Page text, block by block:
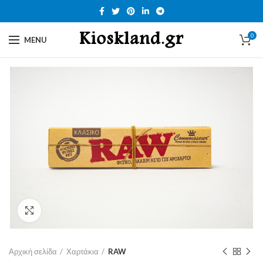
MENU 0
Αρχική σελίδα Χαρτάκια RAW